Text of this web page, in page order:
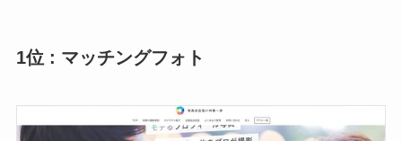
1位 : マッチングフォト